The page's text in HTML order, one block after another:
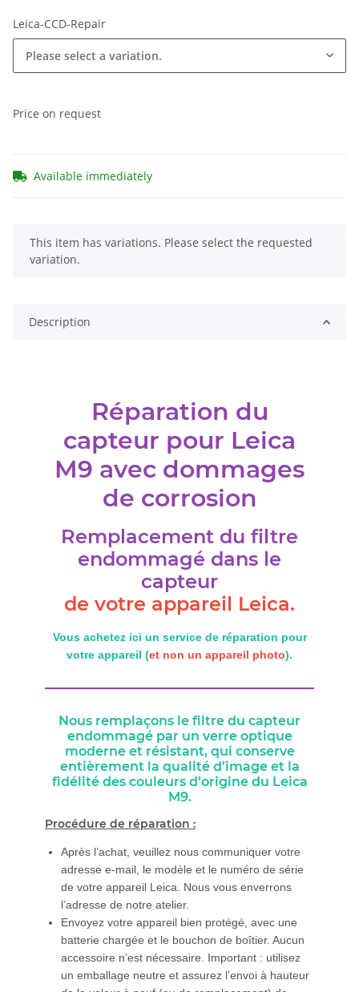
Leica-CCD-Repair
Please select a variation.
Price on request
Available immediately
x
This item has variations. Please select the requested
variation.
Description
Réparation du
capteur pour Leica
M9 avec dommages
de corrosion
Remplacement du filtre
endommagé dans le
capteur
de votre appareil Leica.
Vous achetez ici un service de réparation pour
votre appareil (et non un appareil photo).
Nous remplaçons le filtre du capteur
endommagé par un verre optique
moderne et résistant, qui conserve
entièrement la qualité d’image et la
fidélité des couleurs d’origine du Leica
M9.
Procédure de réparation :
Après l’achat, veuillez nous communiquer votre
adresse e-mail, le modèle et le numéro de série
de votre appareil Leica. Nous vous enverrons
l’adresse de notre atelier.
Envoyez votre appareil bien protégé, avec une
batterie chargée et le bouchon de boîtier. Aucun
accessoire n’est nécessaire. Important : utilisez
un emballage neutre et assurez l’envoi à hauteur